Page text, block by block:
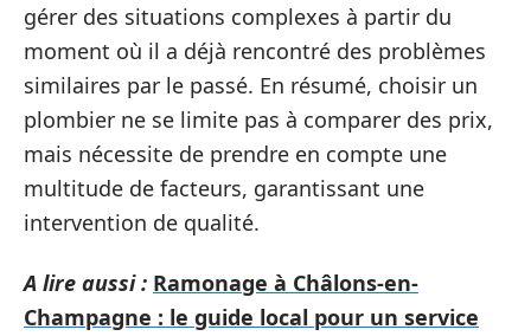
gérer des situations complexes à partir du
moment où il a déjà rencontré des problèmes
similaires par le passé. En résumé, choisir un
plombier ne se limite pas à comparer des prix,
mais nécessite de prendre en compte une
multitude de facteurs, garantissant une
intervention de qualité.
A lire aussi : Ramonage à Châlons-en-
Champagne : le guide local pour un service